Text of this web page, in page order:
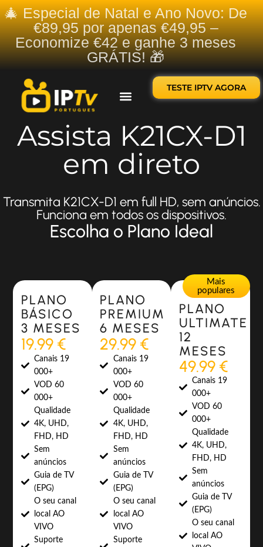
🎄 Especial de Natal e Ano Novo: De
€89,95 por apenas €49,95 –
Economize €42 e ganhe 3 meses
GRÁTIS! 🎁
TESTE IPTV AGORA
Assista K21CX-D1
em direto
Transmita K21CX-D1 em full HD, sem anúncios.
Funciona em todos os dispositivos.
Escolha o Plano Ideal
Most Popular
PLANO
BÁSICO
3 MESES
19.99 €
Canais 19
000+
VOD 60
000+
Qualidade
4K, UHD,
FHD, HD
Sem
anúncios
Guia de TV
(EPG)
O seu canal
local AO
VIVO
Suporte
Most Popular
PLANO
PREMIUM
6 MESES
29.99 €
Canais 19
000+
VOD 60
000+
Qualidade
4K, UHD,
FHD, HD
Sem
anúncios
Guia de TV
(EPG)
O seu canal
local AO
VIVO
Suporte
Mais
populares
PLANO
ULTIMATE
12
MESES
49.99 €
Canais 19
000+
VOD 60
000+
Qualidade
4K, UHD,
FHD, HD
Sem
anúncios
Guia de TV
(EPG)
O seu canal
local AO